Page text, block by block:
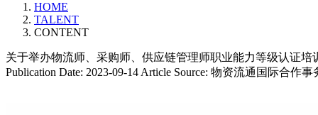
HOME
TALENT
CONTENT
关于举办物流师、采购师、供应链管理师职业能力等级认证培
Publication Date: 2023-09-14 Article Source: 物资流通国际合作事